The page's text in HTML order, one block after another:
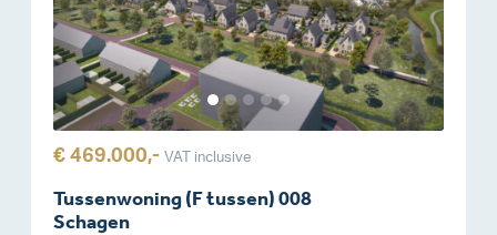
€ 469.000,- VAT inclusive
Tussenwoning (F tussen) 008
Schagen